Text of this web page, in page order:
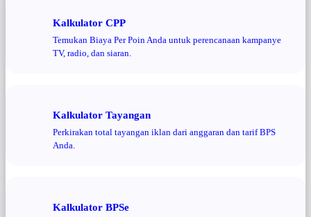
Kalkulator CPP
Temukan Biaya Per Poin Anda untuk perencanaan kampanye
TV, radio, dan siaran.
Kalkulator Tayangan
Perkirakan total tayangan iklan dari anggaran dan tarif BPS
Anda.
Kalkulator BPSe